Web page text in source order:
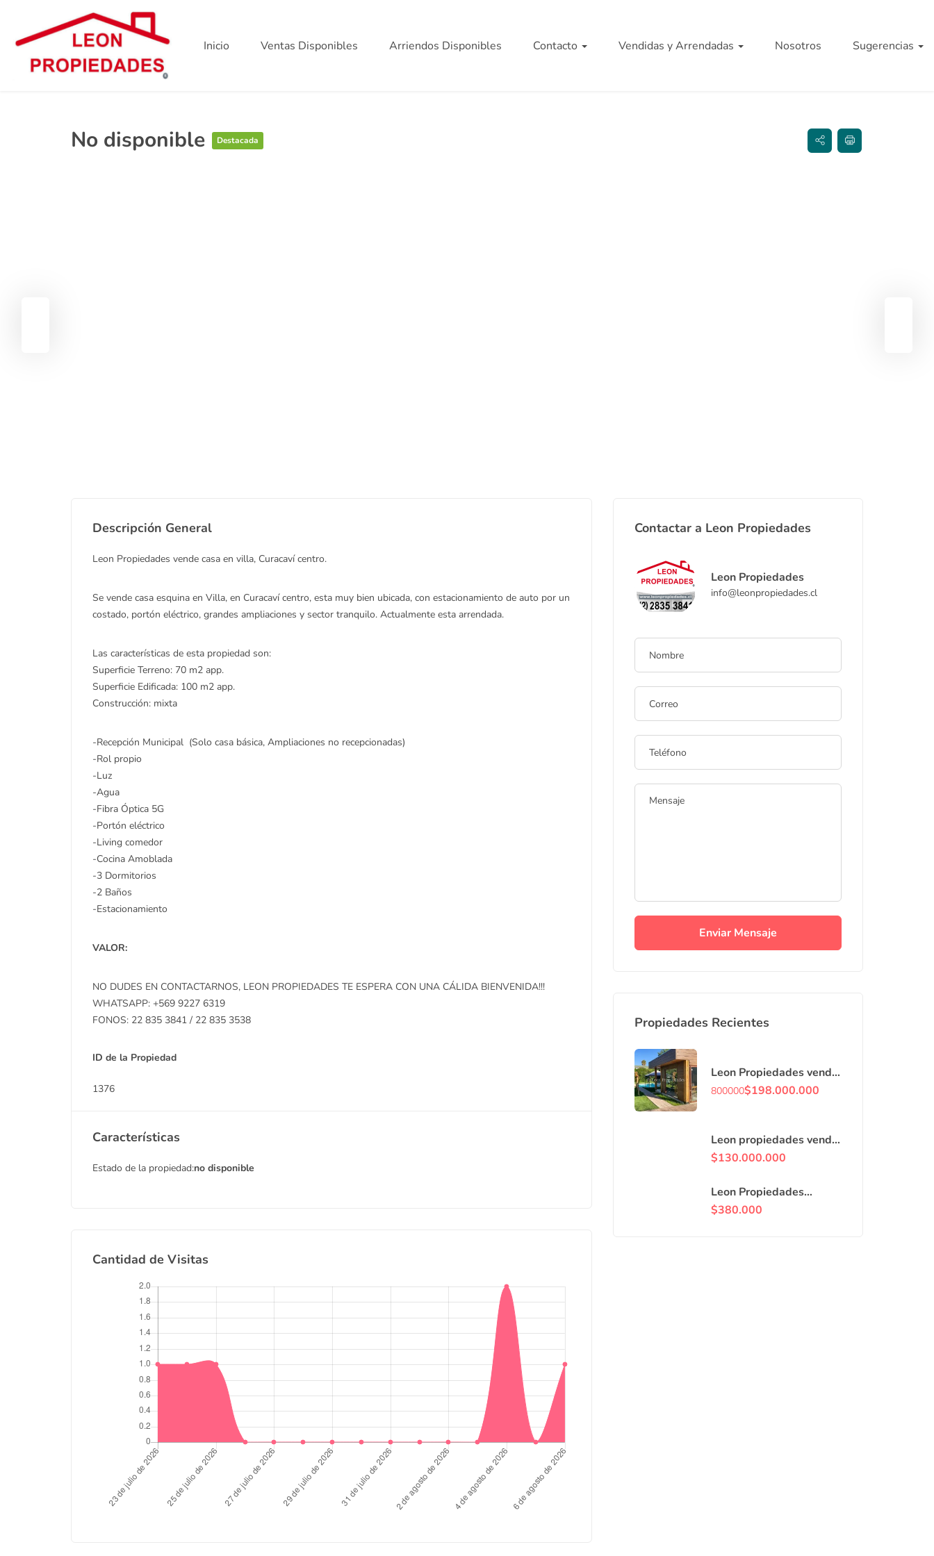
Inicio Ventas Disponibles Arriendos Disponibles Contacto Vendidas y Arrendadas Nosotros Sugerencias
No disponible Destacada
Descripción General
Leon Propiedades vende casa en villa, Curacaví centro.
Se vende casa esquina en Villa, en Curacaví centro, esta muy bien ubicada, con estacionamiento de auto por un
costado, portón eléctrico, grandes ampliaciones y sector tranquilo. Actualmente esta arrendada.
Las características de esta propiedad son:
Superficie Terreno: 70 m2 app.
Superficie Edificada: 100 m2 app.
Construcción: mixta
-Recepción Municipal (Solo casa básica, Ampliaciones no recepcionadas)
-Rol propio
-Luz
-Agua
-Fibra Óptica 5G
-Portón eléctrico
-Living comedor
-Cocina Amoblada
-3 Dormitorios
-2 Baños
-Estacionamiento
VALOR:
NO DUDES EN CONTACTARNOS, LEON PROPIEDADES TE ESPERA CON UNA CÁLIDA BIENVENIDA!!!
WHATSAPP: +569 9227 6319
FONOS: 22 835 3841 / 22 835 3538
ID de la Propiedad
1376
Características
Estado de la propiedad:no disponible
Cantidad de Visitas
Contactar a Leon Propiedades
Leon Propiedades
info@leonpropiedades.cl
Enviar Mensaje
Propiedades Recientes
Leon Propiedades vende
o arrienda con
Curacaví centro.
800000$198.000.000
Leon propiedades vende
casa en villa, Curacaví
$130.000.000
Leon Propiedades
arrienda locales
$380.000